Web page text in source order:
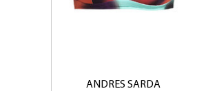
ANDRES SARDA